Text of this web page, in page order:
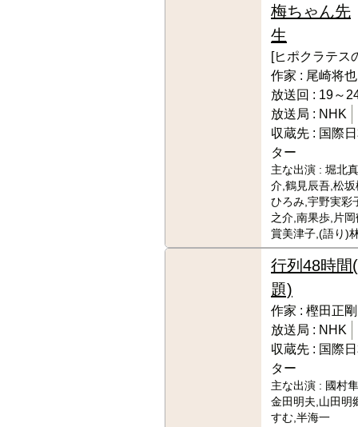
梅ちゃん先
生
[ヒポクラテス
作家 : 尾崎将也
放送回 : 19～
放送局 : NHK
収蔵先 : 国際
ター
主な出演 : 堀北
介,鶴見辰吾,松坂
ひろみ,宇野実彩
之介,南果歩,片
賞美津子,(語り)
行列48時間
題)
作家 : 樫田正剛
放送局 : NHK
収蔵先 : 国際
ター
主な出演 : 國村
金田明夫,山田明
すむ,半海一